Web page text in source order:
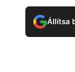
Állítsa